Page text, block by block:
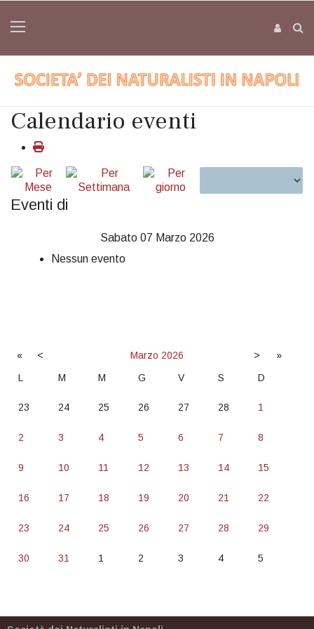
Calendario eventi
Eventi di
Sabato 07 Marzo 2026
Nessun evento
« < Marzo 2026 >
»
L
M M G V S D
23 24 25 26 27 28 1
2 3 4 5 6 7 8
9 10 11 12 13 14 15
16 17 18 19 20 21 22
23 24 25 26 27 28 29
30 31 1 2 3 4 5